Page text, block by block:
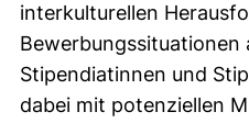
interkulturellen
Bewerbungssituationen
Stipendiatinnen und
dabei mit potenziellen